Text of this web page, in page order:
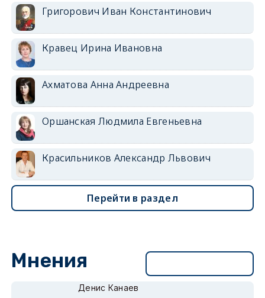
Григорович Иван Константинович
Кравец Ирина Ивановна
Ахматова Анна Андреевна
Оршанская Людмила Евгеньевна
Красильников Александр Львович
Перейти в раздел
Мнения
Денис Канаев